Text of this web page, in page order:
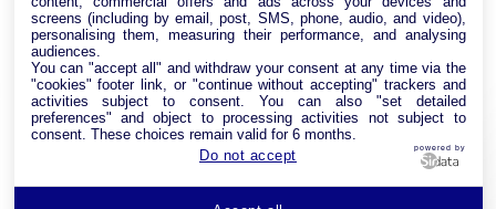
screens (including by email, post, SMS, phone, audio, and video),
personalising them, measuring their performance, and analysing
audiences.
You can "accept all" and withdraw your consent at any time via the
"cookies" footer link, or "continue without accepting" trackers and
activities subject to consent. You can also "set detailed
preferences" and object to processing activities not subject to
consent. These choices remain valid for 6 months.
Do not accept
powered by